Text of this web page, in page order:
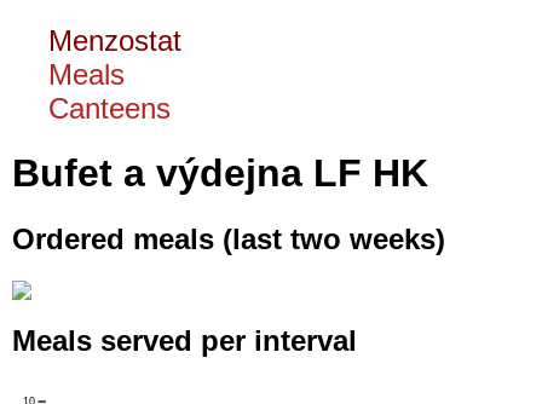
Menzostat
Meals
Canteens
Bufet a výdejna LF HK
Ordered meals (last two weeks)
Meals served per interval